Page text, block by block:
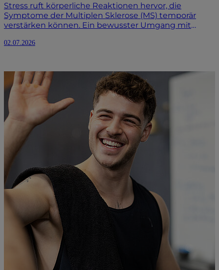
Stress ruft körperliche Reaktionen hervor, die
Symptome der Multiplen Sklerose (MS) temporär
verstärken können. Ein bewusster Umgang mit
die bewusste Wahrnehmung des Körpers. Dadurch
die progressive Muskelentspannung oder Yoga
lassen sich an körperliche Einschränkungen bei
Multipler Sklerose anpassen.
02.07.2026